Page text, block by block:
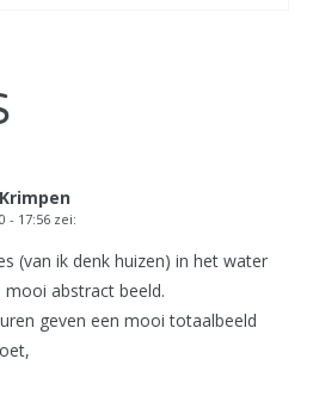
- 17:56 zei:
(van ik denk huizen) in het water
mooi abstract beeld.
geven een mooi totaalbeeld